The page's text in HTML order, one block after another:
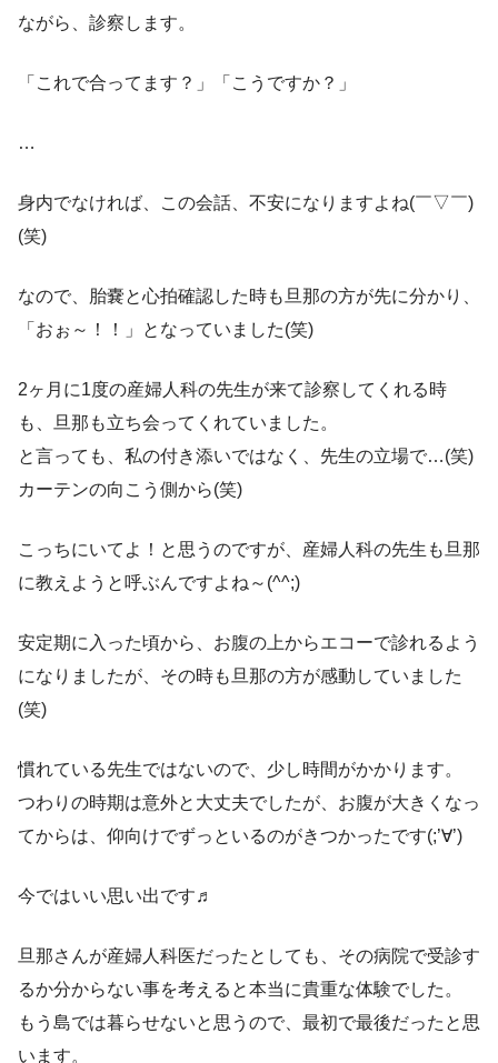
ながら、診察します。
「これで合ってます？」「こうですか？」
…
身内でなければ、この会話、不安になりますよね(￣▽￣)
(笑)
なので、胎嚢と心拍確認した時も旦那の方が先に分かり、
「おぉ～！！」となっていました(笑)
2ヶ月に1度の産婦人科の先生が来て診察してくれる時
も、旦那も立ち会ってくれていました。
と言っても、私の付き添いではなく、先生の立場で…(笑)
カーテンの向こう側から(笑)
こっちにいてよ！と思うのですが、産婦人科の先生も旦那
に教えようと呼ぶんですよね～(^^;)
安定期に入った頃から、お腹の上からエコーで診れるよう
になりましたが、その時も旦那の方が感動していました
(笑)
慣れている先生ではないので、少し時間がかかります。
つわりの時期は意外と大丈夫でしたが、お腹が大きくなっ
てからは、仰向けでずっといるのがきつかったです(;’∀’)
今ではいい思い出です♬
旦那さんが産婦人科医だったとしても、その病院で受診す
るか分からない事を考えると本当に貴重な体験でした。
もう島では暮らせないと思うので、最初で最後だったと思
います。